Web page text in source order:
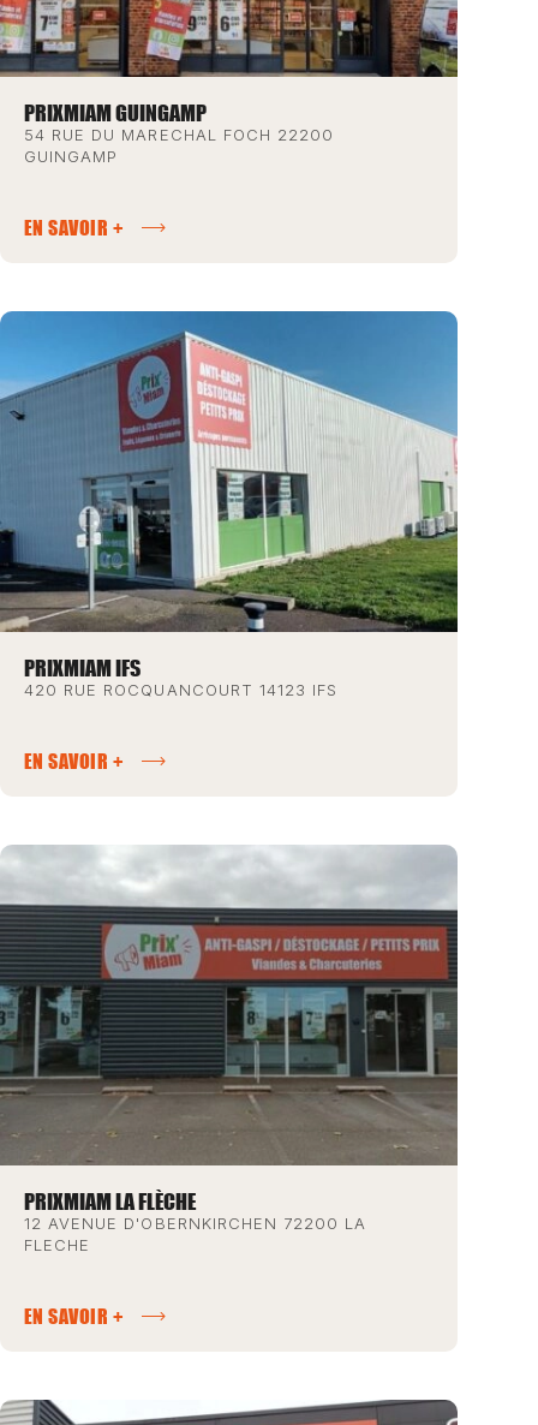
PRIXMIAM GUINGAMP
54 RUE DU MARECHAL FOCH 22200
GUINGAMP
EN SAVOIR +
PRIXMIAM IFS
420 RUE ROCQUANCOURT 14123 IFS
EN SAVOIR +
PRIXMIAM LA FLÈCHE
12 AVENUE D'OBERNKIRCHEN 72200 LA
FLECHE
EN SAVOIR +